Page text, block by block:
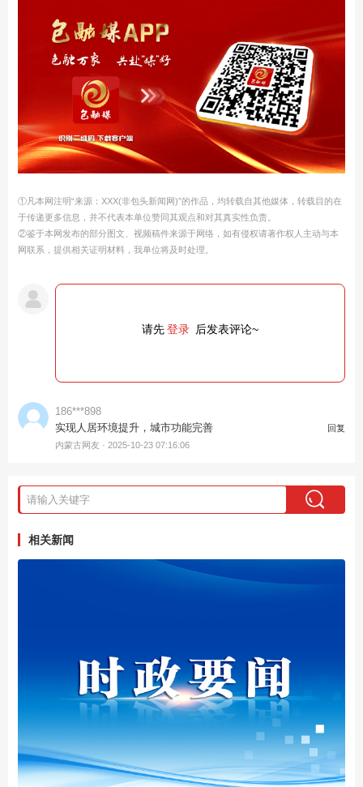
①凡本网注明“来源：XXX(非包头新闻网)”的作品，均转载自其他媒体，转载目的在
于传递更多信息，并不代表本单位赞同其观点和对其真实性负责。
②鉴于本网发布的部分图文、视频稿件来源于网络，如有侵权请著作权人主动与本
网联系，提供相关证明材料，我单位将及时处理。
请先登录 后发表评论~
186***898
实现人居环境提升，城市功能完善
回复
内蒙古网友 ·2025-10-23 07:16:06
相关新闻